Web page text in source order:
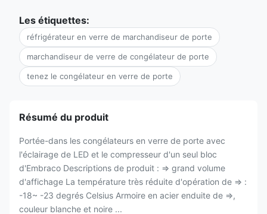
Les étiquettes:
réfrigérateur en verre de marchandiseur de porte
marchandiseur de verre de congélateur de porte
tenez le congélateur en verre de porte
Résumé du produit
Portée-dans les congélateurs en verre de porte avec
l'éclairage de LED et le compresseur d'un seul bloc
d'Embraco Descriptions de produit : ⇒ grand volume
d'affichage La température très réduite d'opération de ⇒ :
-18~ -23 degrés Celsius Armoire en acier enduite de ⇒,
couleur blanche et noire ...